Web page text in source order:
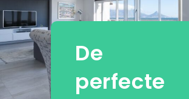
De
perfecte